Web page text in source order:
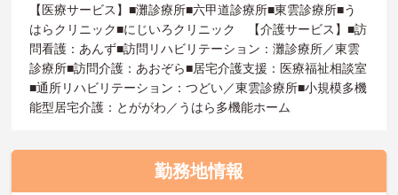
【医療サービス】■灘診療所■六甲道診療所■東雲診療所■う
はらクリニック■にじいろクリニック 【介護サービス】■訪
問看護：あんず■訪問リハビリテーション：灘診療所／東雲
診療所■訪問介護：あおぞら■居宅介護支援：医療福祉相談室
■通所リハビリテーション：つどい／東雲診療所■小規模多機
能型居宅介護：とががわ／うはら多機能ホーム
勤務地情報